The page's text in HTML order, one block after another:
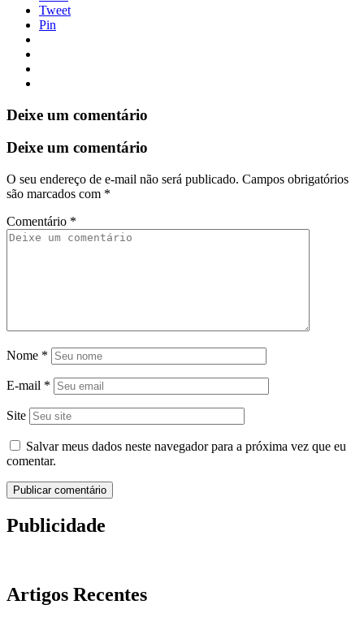
Tweet
Pin
Deixe um comentário
Deixe um comentário
O seu endereço de e-mail não será publicado. Campos obrigatórios
são marcados com *
Comentário *
Nome *
E-mail *
Site
Salvar meus dados neste navegador para a próxima vez que eu
comentar.
Publicidade
Artigos Recentes